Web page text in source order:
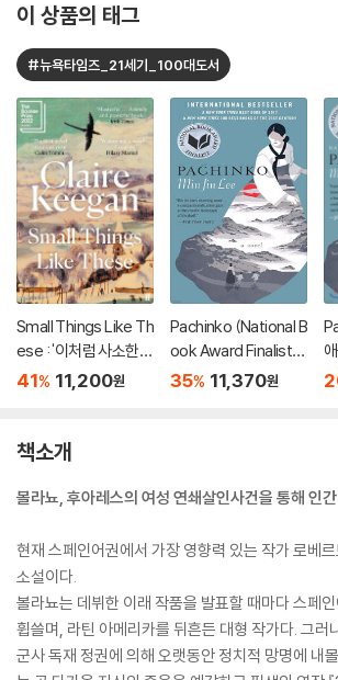
이 상품의 태그
#뉴욕타임즈_21세기_100대도서
Small Things Like Th
ese : '이처럼 사소한
것들' 원서
41% 11,200원
Pachinko (National B
ook Award Finalist) :
애플TV 드라마 '파친
35% 11,370원
책소개
볼라뇨, 후아레스의 여성 연쇄살인사건을 통해 인
현재 스페인어권에서 가장 영향력 있는 작가 로베
소설이다.
볼라뇨는 데뷔한 이래 작품을 발표할 때마다 스페
휩쓸며, 라틴 아메리카를 뒤흔든 대형 작가다. 그러
군사 독재 정권에 의해 오랫동안 정치적 망명에 내